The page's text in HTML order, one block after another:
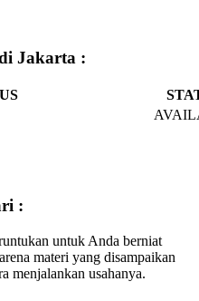
Jakarta :
:
untuk Anda berniat
materi yang disampaikan
menjalankan usahanya.